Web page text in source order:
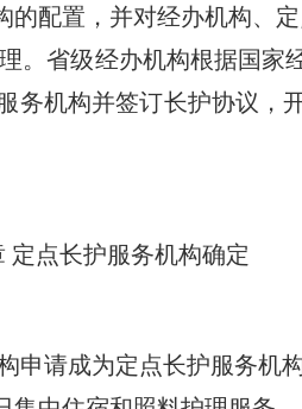
配置，并对经办机构、
省级经办机构根据国家
务机构并签订长护协议，
定点长护服务机构确定
请成为定点长护服务机